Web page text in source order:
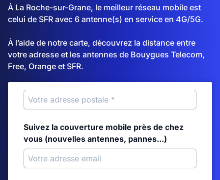
À La Roche-sur-Grane, le meilleur réseau mobile est
celui de SFR avec 6 antenne(s) en service en 4G/5G.
À l’aide de notre carte, découvrez la distance entre
votre adresse et les antennes de Bouygues Telecom,
Free, Orange et SFR.
Suivez la couverture mobile près de chez
vous (nouvelles antennes, pannes...)